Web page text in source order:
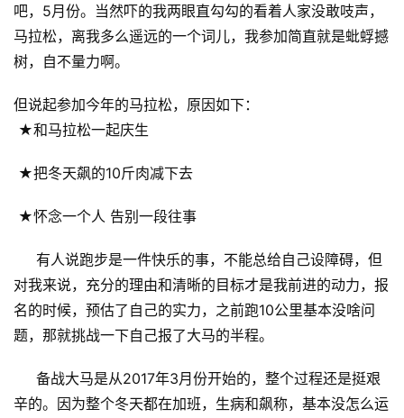
吧，5月份。当然吓的我两眼直勾勾的看着人家没敢吱声，
马拉松，离我多么遥远的一个词儿，我参加简直就是蚍蜉撼
树，自不量力啊。
但说起参加今年的马拉松，原因如下：
★和马拉松一起庆生
★把冬天飙的10斤肉减下去
★怀念一个人 告别一段往事
有人说跑步是一件快乐的事，不能总给自己设障碍，但
对我来说，充分的理由和清晰的目标才是我前进的动力，报
名的时候，预估了自己的实力，之前跑10公里基本没啥问
题，那就挑战一下自己报了大马的半程。
备战大马是从2017年3月份开始的，整个过程还是挺艰
辛的。因为整个冬天都在加班，生病和飙称，基本没怎么运